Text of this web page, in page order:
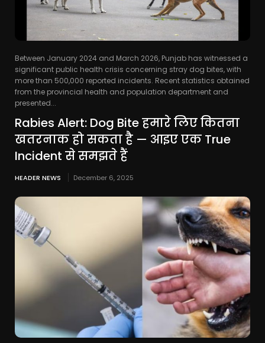
Between January 2024 and March 2026, Punjab has witnessed a
significant public health crisis concerning stray dog bites, with
more than 500,000 reported incidents. Recent statistics obtained
from the provincial health and population department and
presented...
Rabies Alert: Dog Bite हमारे लिए कितना
खतरनाक हो सकता है — आइए एक True
Incident से समझते हैं
HEADER NEWS December 6, 2025